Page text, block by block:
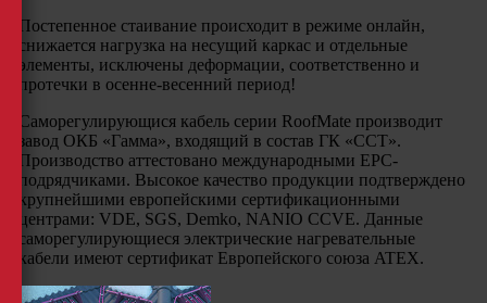
Постепенное стаивание происходит в режиме онлайн,
снижается нагрузка на несущий каркас и отдельные
элементы, исключены деформации, соответственно и
протечки в осенне-весенний период!
Саморегулирующися кабель серии RoofMate производит
завод ОКБ «Гамма», входящий в состав ГК «ССТ».
Производство аттестовано международными EPC-
подрядчиками. Высокое качество продукции подтверждено
крупнейшими европейскими сертификационными
центрами: VDE, SGS, Demko, NANIO CCVE. Данные
саморегулирующиеся электрические нагревательные
кабели имеют сертификат Европейского союза ATEX.